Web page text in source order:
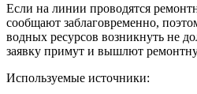
Если на линии проводятся
сообщают заблаговременно,
водных ресурсов возникнуть не
заявку примут и вышлют
Используемые источники: